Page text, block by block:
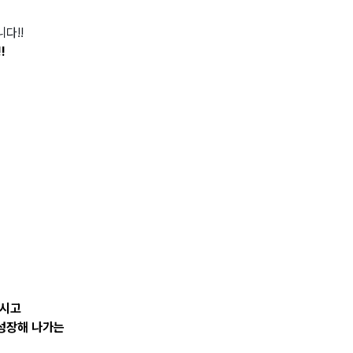
다!!
고
장해 나가는